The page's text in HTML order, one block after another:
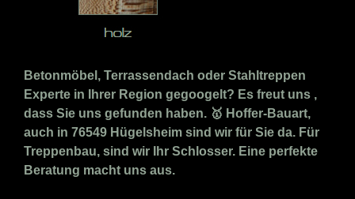
Betonmöbel, Terrassendach oder Stahltreppen
Experte in Ihrer Region gegoogelt? Es freut uns ,
dass Sie uns gefunden haben. 🥇 Hoffer-Bauart,
auch in 76549 Hügelsheim sind wir für Sie da. Für
Treppenbau, sind wir Ihr Schlosser. Eine perfekte
Beratung macht uns aus.